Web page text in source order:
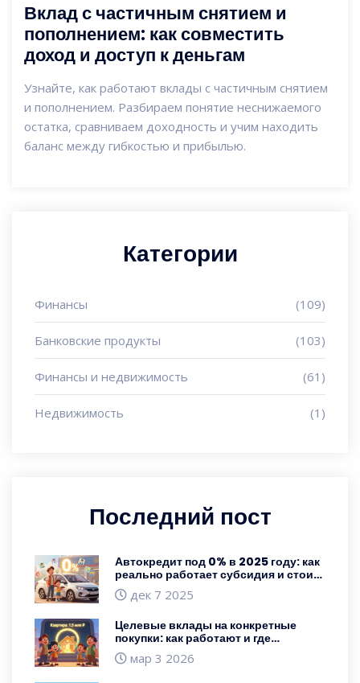
Вклад с частичным снятием и
пополнением: как совместить
доход и доступ к деньгам
Узнайте, как работают вклады с частичным снятием
и пополнением. Разбираем понятие неснижаемого
остатка, сравниваем доходность и учим находить
баланс между гибкостью и прибылью.
Категории
Финансы (109)
Банковские продукты (103)
Финансы и недвижимость (61)
Недвижимость (1)
Последний пост
Автокредит под 0% в 2025 году: как
реально работает субсидия и стоит
ли на него рассчитывать
дек 7 2025
Целевые вклады на конкретные
покупки: как работают и где
оформить
мар 3 2026